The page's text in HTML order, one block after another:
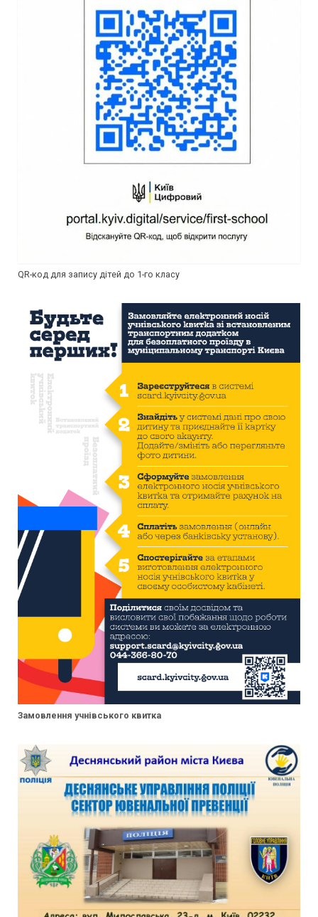
QR-код для запису дітей до 1-го класу
Замовлення учнівського квитка